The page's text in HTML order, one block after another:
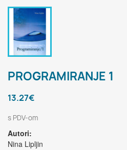
PROGRAMIRANJE 1
13.27€
s PDV-om
Autori:
Nina Lipljin